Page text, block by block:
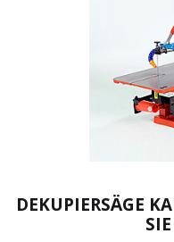
DEKUPIERSÄGE